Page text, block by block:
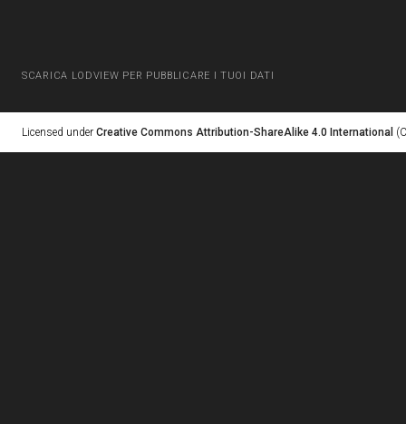
SCARICA LODVIEW PER PUBBLICARE I TUOI DATI
Licensed under Creative Commons Attribution-ShareAlike 4.0 International